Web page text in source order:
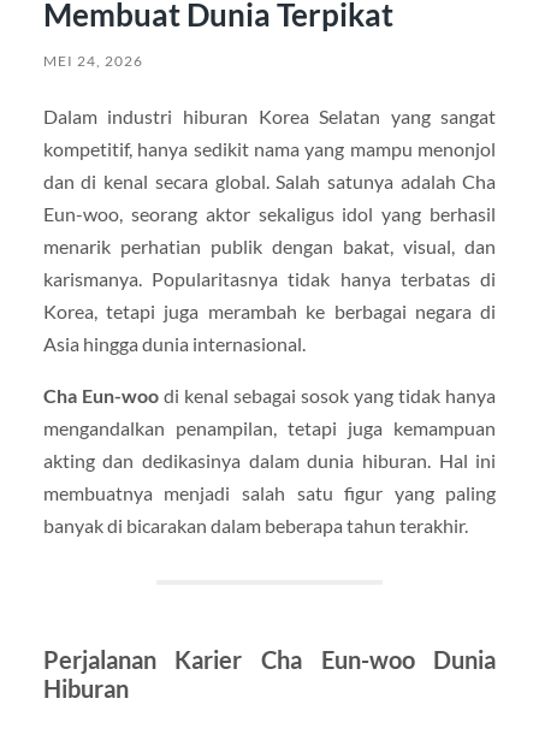
Membuat Dunia Terpikat
MEI 24, 2026
Dalam industri hiburan Korea Selatan yang sangat
kompetitif, hanya sedikit nama yang mampu menonjol
dan di kenal secara global. Salah satunya adalah Cha
Eun-woo, seorang aktor sekaligus idol yang berhasil
menarik perhatian publik dengan bakat, visual, dan
karismanya. Popularitasnya tidak hanya terbatas di
Korea, tetapi juga merambah ke berbagai negara di
Asia hingga dunia internasional.
Cha Eun-woodi kenal sebagai sosok yang tidak hanya
mengandalkan penampilan, tetapi juga kemampuan
akting dan dedikasinya dalam dunia hiburan. Hal ini
membuatnya menjadi salah satu figur yang paling
banyak di bicarakan dalam beberapa tahun terakhir.
Perjalanan Karier Cha Eun-woo Dunia
Hiburan